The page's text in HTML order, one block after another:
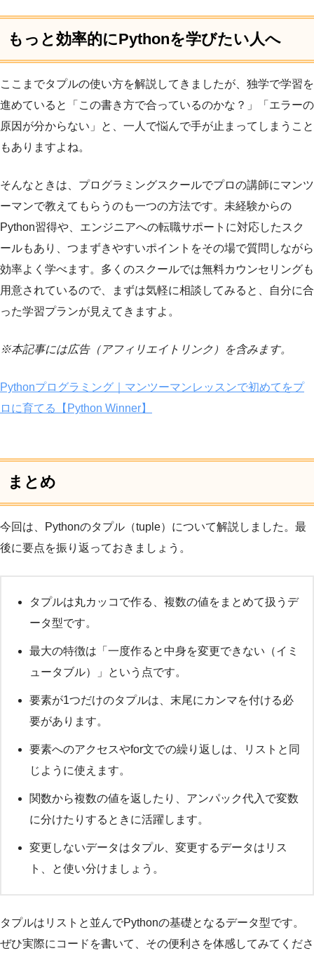
もっと効率的にPythonを学びたい人へ
ここまでタプルの使い方を解説してきましたが、独学で学習を
進めていると「この書き方で合っているのかな？」「エラーの
原因が分からない」と、一人で悩んで手が止まってしまうこと
もありますよね。
そんなときは、プログラミングスクールでプロの講師にマンツ
ーマンで教えてもらうのも一つの方法です。未経験からの
Python習得や、エンジニアへの転職サポートに対応したスク
ールもあり、つまずきやすいポイントをその場で質問しながら
効率よく学べます。多くのスクールでは無料カウンセリングも
用意されているので、まずは気軽に相談してみると、自分に合
った学習プランが見えてきますよ。
※本記事には広告（アフィリエイトリンク）を含みます。
Pythonプログラミング｜マンツーマンレッスンで初めてをプ
ロに育てる【Python Winner】
まとめ
今回は、Pythonのタプル（tuple）について解説しました。最
後に要点を振り返っておきましょう。
タプルは丸カッコで作る、複数の値をまとめて扱うデ
ータ型です。
最大の特徴は「一度作ると中身を変更できない（イミ
ュータブル）」という点です。
要素が1つだけのタプルは、末尾にカンマを付ける必
要があります。
要素へのアクセスやfor文での繰り返しは、リストと同
じように使えます。
関数から複数の値を返したり、アンパック代入で変数
に分けたりするときに活躍します。
変更しないデータはタプル、変更するデータはリス
ト、と使い分けましょう。
タプルはリストと並んでPythonの基礎となるデータ型です。
ぜひ実際にコードを書いて、その便利さを体感してみてくださ